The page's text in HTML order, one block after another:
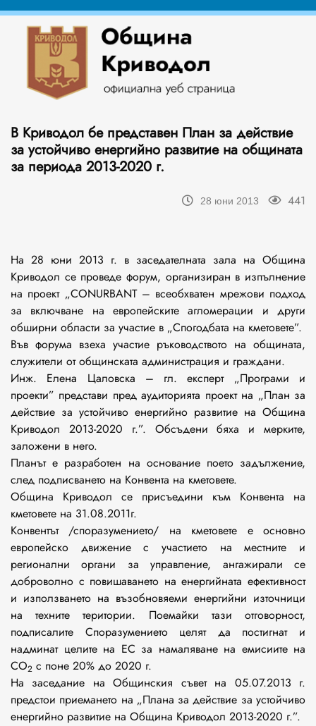
В Криводол бе представен План за действие
за устойчиво енергийно развитие на общината
за периода 2013-2020 г.
28 юни 2013 441
На 28 юни 2013 г. в заседателната зала на Община
Криводол се проведе форум, организиран в изпълнение
на проект „CONURBANT – всеобхватен мрежови подход
за включване на европейските агломерации и други
обширни области за участие в „Спогодбата на кметовете”.
Във форума взеха участие ръководството на общината,
служители от общинската администрация и граждани.
Инж. Елена Цаловска – гл. експерт „Програми и
проекти” представи пред аудиторията проект на „План за
действие за устойчиво енергийно развитие на Община
Криводол 2013-2020 г.”. Обсъдени бяха и мерките,
заложени в него.
Планът е разработен на основание поето задължение,
след подписването на Конвента на кметовете.
Община Криводол се присъедини към Конвента на
кметовете на 31.08.2011г.
Конвентът /споразумението/ на кметовете е основно
европейско движение с участието на местните и
регионални органи за управление, ангажирали се
доброволно с повишаването на енергийната ефективност
и използването на възобновяеми енергийни източници
на техните територии. Поемайки тази отговорност,
подписалите Споразумението целят да постигнат и
надминат целите на ЕС за намаляване на емисиите на
CO2 с поне 20% до 2020 г.
На заседание на Общинския съвет на 05.07.2013 г.
предстои приемането на „Плана за действие за устойчиво
енергийно развитие на Община Криводол 2013-2020 г.”.